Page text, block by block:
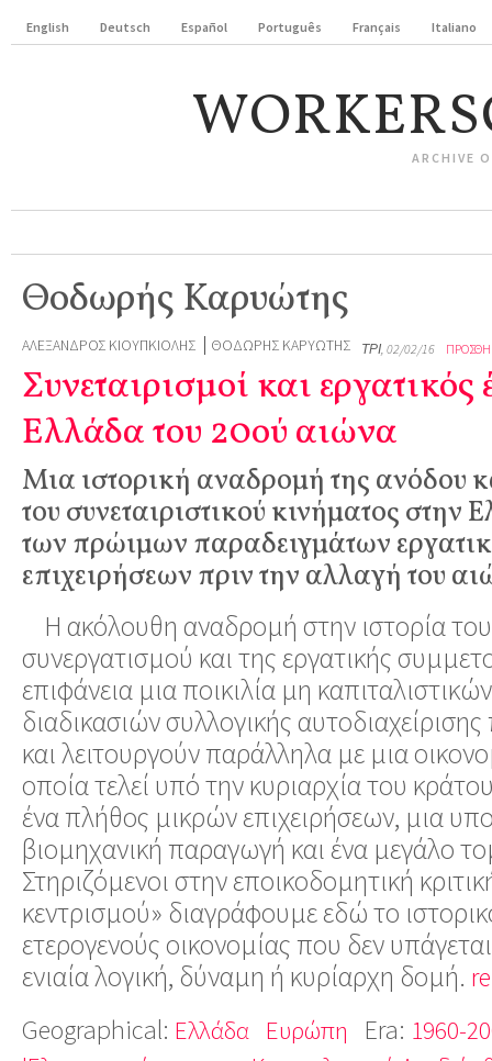
English Deutsch Español Português Français Italiano
ARCHIVE
Θοδωρής Καρυώτης
ΑΛΈΞΑΝΔΡΟΣ ΚΙΟΥΠΚΙΟΛΉΣ ΘΟΔΩΡΉΣ ΚΑΡΥΏΤΗΣ ΤΡΊ, 02/02/16
Συνεταιρισμοί και εργατικός
Ελλάδα του 20ού αιώνα
Μια ιστορική αναδρομή της ανόδου
του συνεταιριστικού κινήματος
των πρώιμων παραδειγμάτων
επιχειρήσεων πριν την αλλαγή του
Η ακόλουθη αναδρομή στην ιστορία
συνεργατισμού και της εργατικής
επιφάνεια μια ποικιλία μη
διαδικασιών συλλογικής
και λειτουργούν παράλληλα με μια
οποία τελεί υπό την κυριαρχία του
ένα πλήθος μικρών επιχειρήσεων, μια
βιομηχανική παραγωγή και ένα μεγάλο
Στηριζόμενοι στην εποικοδομητική
κεντρισμού» διαγράφουμε εδώ το
ετερογενούς οικονομίας που δεν
ενιαία λογική, δύναμη ή κυρίαρχη δομή.
Geographical: Ελλάδα Ευρώπη Era: 1960-